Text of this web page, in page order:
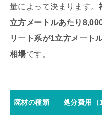
量によって決まります。
立方メートルあたり
リート系が1立方メート
相場です。
廃材の種類 処分費用（